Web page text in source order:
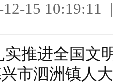
12-15
进全国文
市泗洲镇人